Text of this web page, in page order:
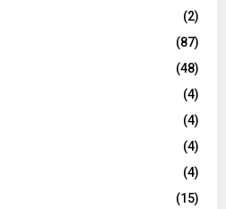
(2)
(87)
(48)
(4)
(4)
(4)
(4)
(15)